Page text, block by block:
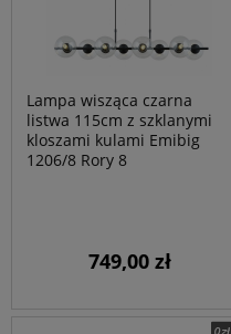
Lampa wisząca czarna
listwa 115cm z szklanymi
kloszami kulami Emibig
1206/8 Rory 8
749,00 zł